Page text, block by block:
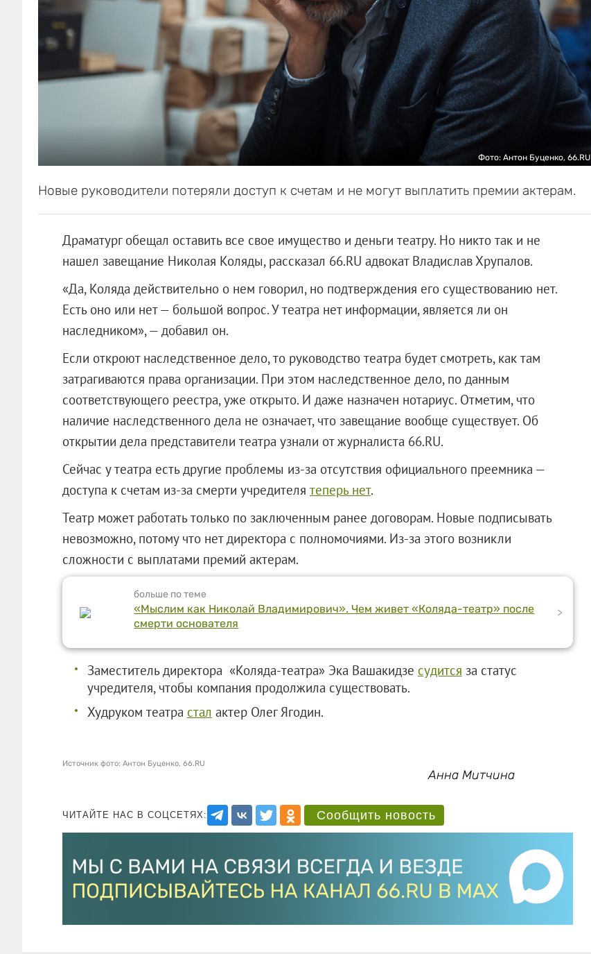
Фото: Антон Буценко, 66.RU
Новые руководители потеряли доступ к счетам и не могут выплатить премии актерам.
Драматург обещал оставить все свое имущество и деньги театру. Но никто так и не
нашел завещание Николая Коляды, рассказал 66.RU адвокат Владислав Хрупалов.
«Да, Коляда действительно о нем говорил, но подтверждения его существованию нет.
Есть оно или нет — большой вопрос. У театра нет информации, является ли он
наследником», — добавил он.
Если откроют наследственное дело, то руководство театра будет смотреть, как там
затрагиваются права организации. При этом наследственное дело, по данным
соответствующего реестра, уже открыто. И даже назначен нотариус. Отметим, что
наличие наследственного дела не означает, что завещание вообще существует. Об
открытии дела представители театра узнали от журналиста 66.RU.
Сейчас у театра есть другие проблемы из-за отсутствия официального преемника —
доступа к счетам из-за смерти учредителя теперь нет.
Театр может работать только по заключенным ранее договорам. Новые подписывать
невозможно, потому что нет директора с полномочиями. Из-за этого возникли
сложности с выплатами премий актерам.
больше по теме
«Мыслим как Николай Владимирович». Чем живет «Коляда-театр» после
смерти основателя
>
Заместитель директора «Коляда-театра» Эка Вашакидзе судится за статус
учредителя, чтобы компания продолжила существовать.
Худруком театра стал актер Олег Ягодин.
Источник фото: Антон Буценко, 66.RU
Анна Митчина
ЧИТАЙТЕ НАС В СОЦСЕТЯХ: Сообщить новость